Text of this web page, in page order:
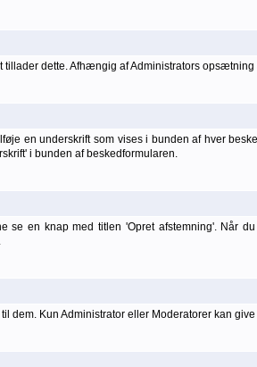
dette. Afhængig af Administrators
en underskrift som vises i bunden af hver
i bunden af beskedformularen.
en knap med titlen 'Opret afstemning'. Når
Kun Administrator eller Moderatorer kan